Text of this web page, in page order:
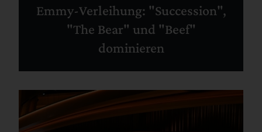
Emmy-Verleihung: "Succession",
"The Bear" und "Beef"
dominieren